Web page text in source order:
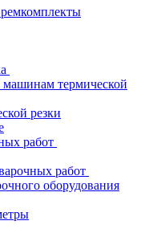
машинам термической
резки
работ
работ
оборудования